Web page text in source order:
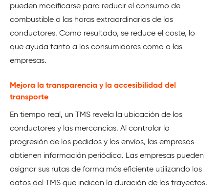
pueden modificarse para reducir el consumo de
combustible o las horas extraordinarias de los
conductores. Como resultado, se reduce el coste, lo
que ayuda tanto a los consumidores como a las
empresas.
Mejora la transparencia y la accesibilidad del
transporte
En tiempo real, un TMS revela la ubicación de los
conductores y las mercancías. Al controlar la
progresión de los pedidos y los envíos, las empresas
obtienen información periódica. Las empresas pueden
asignar sus rutas de forma más eficiente utilizando los
datos del TMS que indican la duración de los trayectos.